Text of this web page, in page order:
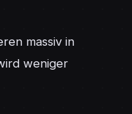
massiv in
weniger